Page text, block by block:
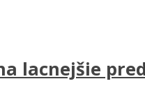
lacnejšie